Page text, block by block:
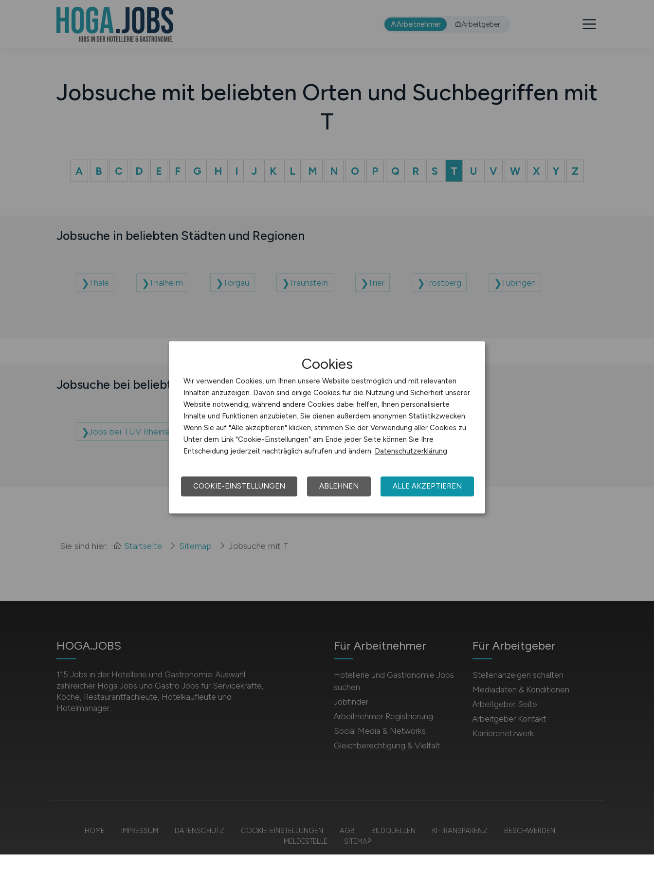
Arbeitnehmer Arbeitgeber
Jobsuche mit beliebten Orten und Suchbegriffen mit
T
A B C D E F G H I J K L M N O P Q R S T U V W X Y Z
Jobsuche in beliebten Städten und Regionen
Thale Thalheim Torgau Traunstein Trier Trostberg Tübingen
Jobsuche bei beliebten Unternehmen
Jobs bei TÜV Rheinland Akademie GmbH
Sie sind hier: Startseite Sitemap Jobsuche mit T
HOGA.JOBS
115 Jobs in der Hotellerie und Gastronomie: Auswahl
zahlreicher Hoga Jobs und Gastro Jobs für Servicekräfte,
Köche, Restaurantfachleute, Hotelkaufleute und
Hotelmanager.
Für Arbeitnehmer
Hotellerie und Gastronomie Jobs
suchen
Jobfinder
Arbeitnehmer Registrierung
Social Media & Networks
Gleichberechtigung & Vielfalt
Für Arbeitgeber
Stellenanzeigen schalten
Mediadaten & Konditionen
Arbeitgeber Seite
Arbeitgeber Kontakt
Karrierenetzwerk
HOME IMPRESSUM DATENSCHUTZ COOKIE-EINSTELLUNGEN AGB BILDQUELLEN KI-TRANSPARENZ
BESCHWERDEN
MELDESTELLE
SITEMAP
Cookies
Wir verwenden Cookies, um Ihnen unsere Website bestmöglich und mit relevanten
Inhalten anzuzeigen. Davon sind einige Cookies für die Nutzung und Sicherheit unserer
Website notwendig, während andere Cookies dabei helfen, Ihnen personalisierte
Inhalte und Funktionen anzubieten. Sie dienen außerdem anonymen Statistikzwecken.
Wenn Sie auf "Alle akzeptieren" klicken, stimmen Sie der Verwendung aller Cookies zu.
Unter dem Link "Cookie-Einstellungen" am Ende jeder Seite können Sie Ihre
Entscheidung jederzeit nachträglich aufrufen und ändern. Datenschutzerklärung
COOKIE-EINSTELLUNGEN ABLEHNEN ALLE AKZEPTIEREN